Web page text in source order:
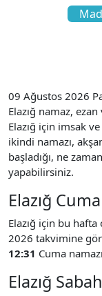
09 Ağustos 2026
Elazığ namaz,
Elazığ için imsak
ikindi namazı,
başladığı, ne
yapabilirsiniz.
Elazığ
Elazığ için bu hafta
2026 takvimine
12:31 Cuma
Elazığ